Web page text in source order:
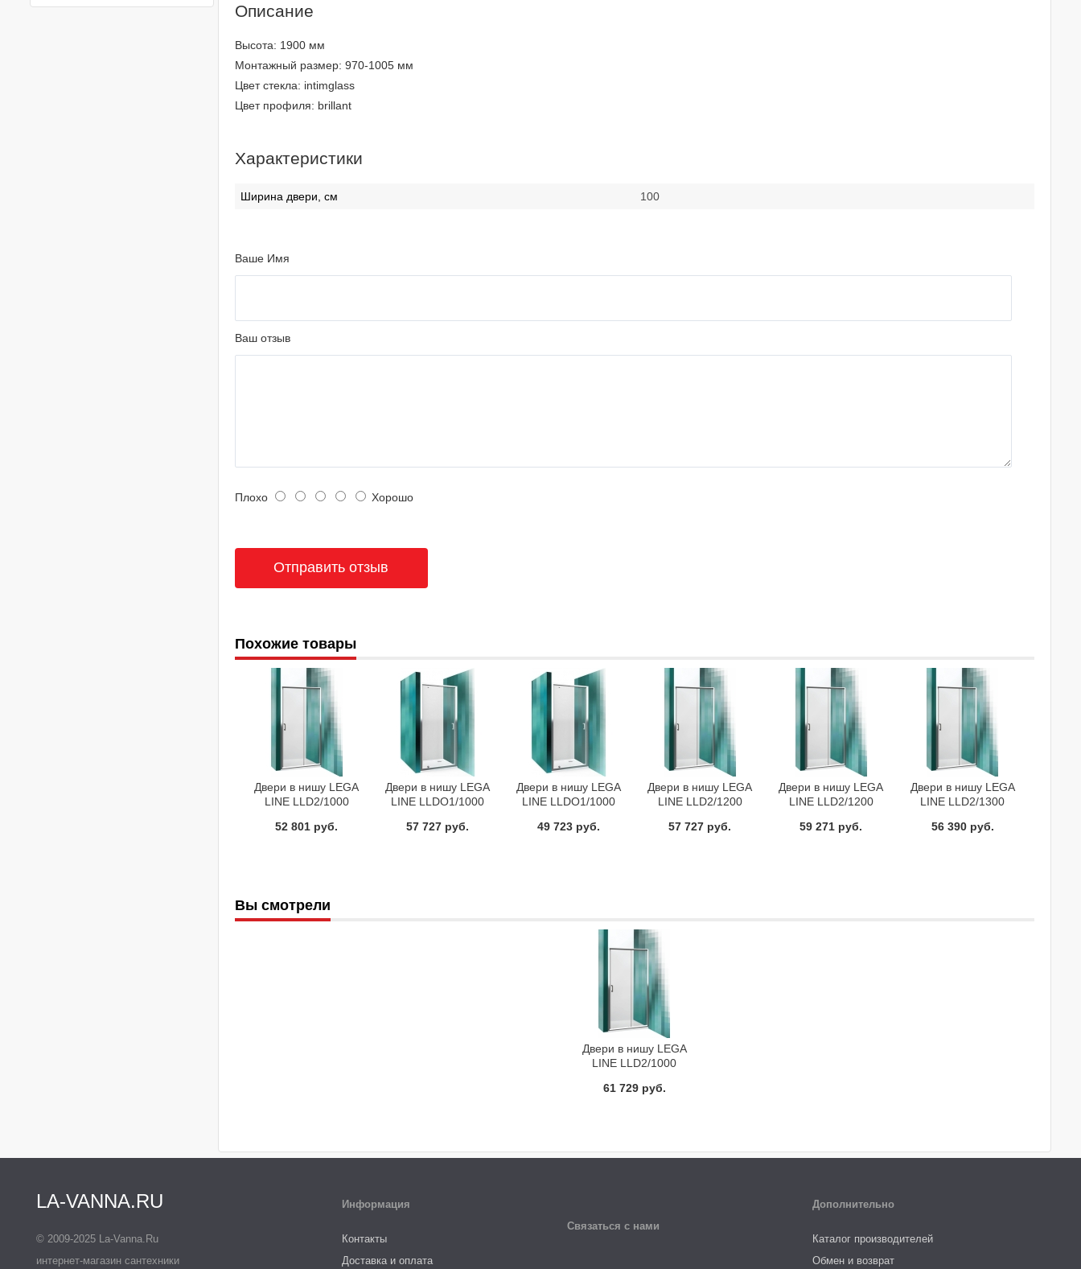
Описание
Высота: 1900 мм
Монтажный размер: 970-1005 мм
Цвет стекла: intimglass
Цвет профиля: brillant
Характеристики
Ширина двери, см 100
Ваше Имя
Ваш отзыв
Плохо Хорошо
Похожие товары
Двери в нишу LEGA
LINE LLD2/1000
1000000-00-02
52 801 руб.
Двери в нишу LEGA
LINE LLDO1/1000
1000000-00-21
57 727 руб.
Двери в нишу LEGA
LINE LLDO1/1000
1000000-00-02
49 723 руб.
Двери в нишу LEGA
LINE LLD2/1200
1200000-00-02
57 727 руб.
Двери в нишу LEGA
LINE LLD2/1200
1200000-00-21
59 271 руб.
Двери в нишу LEGA
LINE LLD2/1300
1300000-00-02
56 390 руб.
Вы смотрели
Двери в нишу LEGA
LINE LLD2/1000
1000000-00-21
61 729 руб.
LA-VANNA.RU
© 2009-2025 La-Vanna.Ru
интернет-магазин сантехники
Информация
Контакты
Доставка и оплата
Связаться с нами
Дополнительно
Каталог производителей
Обмен и возврат